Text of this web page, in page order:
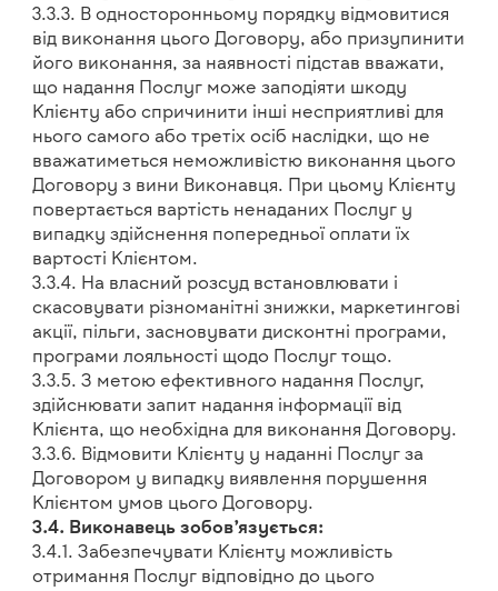
3.3.3. В односторонньому порядку відмовитися
від виконання цього Договору, або призупинити
його виконання, за наявності підстав вважати,
що надання Послуг може заподіяти шкоду
Клієнту або спричинити інші несприятливі для
нього самого або третіх осіб наслідки, що не
вважатиметься неможливістю виконання цього
Договору з вини Виконавця. При цьому Клієнту
повертається вартість ненаданих Послуг у
випадку здійснення попередньої оплати їх
вартості Клієнтом.
3.3.4. На власний розсуд встановлювати і
скасовувати різноманітні знижки, маркетингові
акції, пільги, засновувати дисконтні програми,
програми лояльності щодо Послуг тощо.
3.3.5. З метою ефективного надання Послуг,
здійснювати запит надання інформації від
Клієнта, що необхідна для виконання Договору.
3.3.6. Відмовити Клієнту у наданні Послуг за
Договором у випадку виявлення порушення
Клієнтом умов цього Договору.
3.4. Виконавець зобов’язується:
3.4.1. Забезпечувати Клієнту можливість
отримання Послуг відповідно до цього